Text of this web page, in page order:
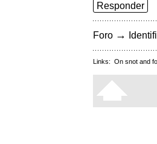
Responder
Foro →
Links: On snot and